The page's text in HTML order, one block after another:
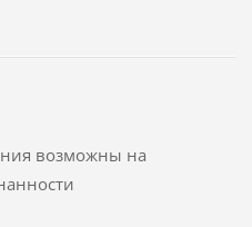
возможны на